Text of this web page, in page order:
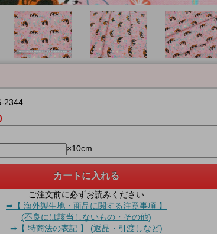
2344
×10cm
ご注文前に必ずお読みください
➡【 海外製生地・商品に関する注意事項 】
(不良には該当しないもの・その他)
➡【 特商法の表記 】 (返品・引渡しなど)